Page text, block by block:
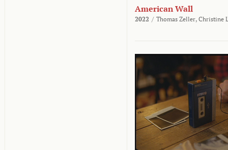
American Wall
2022 / Thomas Zeller, Christine